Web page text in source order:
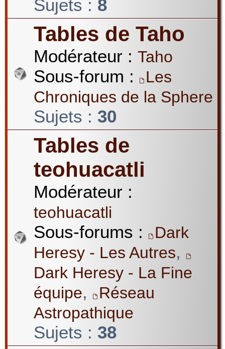
Sujets : 8
Tables de Taho
Modérateur : Taho
Sous-forum :
Les
Chroniques de la Sphere
Sujets : 30
Tables de
teohuacatli
Modérateur :
teohuacatli
Sous-forums :
Dark
Heresy - Les Autres,
Dark Heresy - La Fine
équipe,
Réseau
Astropathique
Sujets : 38